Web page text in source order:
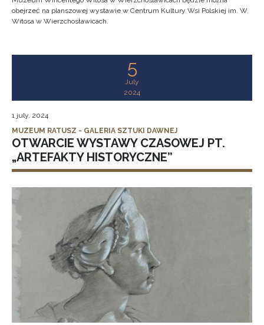
obejrzeć na planszowej wystawie w Centrum Kultury Wsi Polskiej im. W.
Witosa w Wierzchosławicach.
5
July
2024
1 july, 2024
MUZEUM RATUSZ - GALERIA SZTUKI DAWNEJ
OTWARCIE WYSTAWY CZASOWEJ PT.
„ARTEFAKTY HISTORYCZNE”